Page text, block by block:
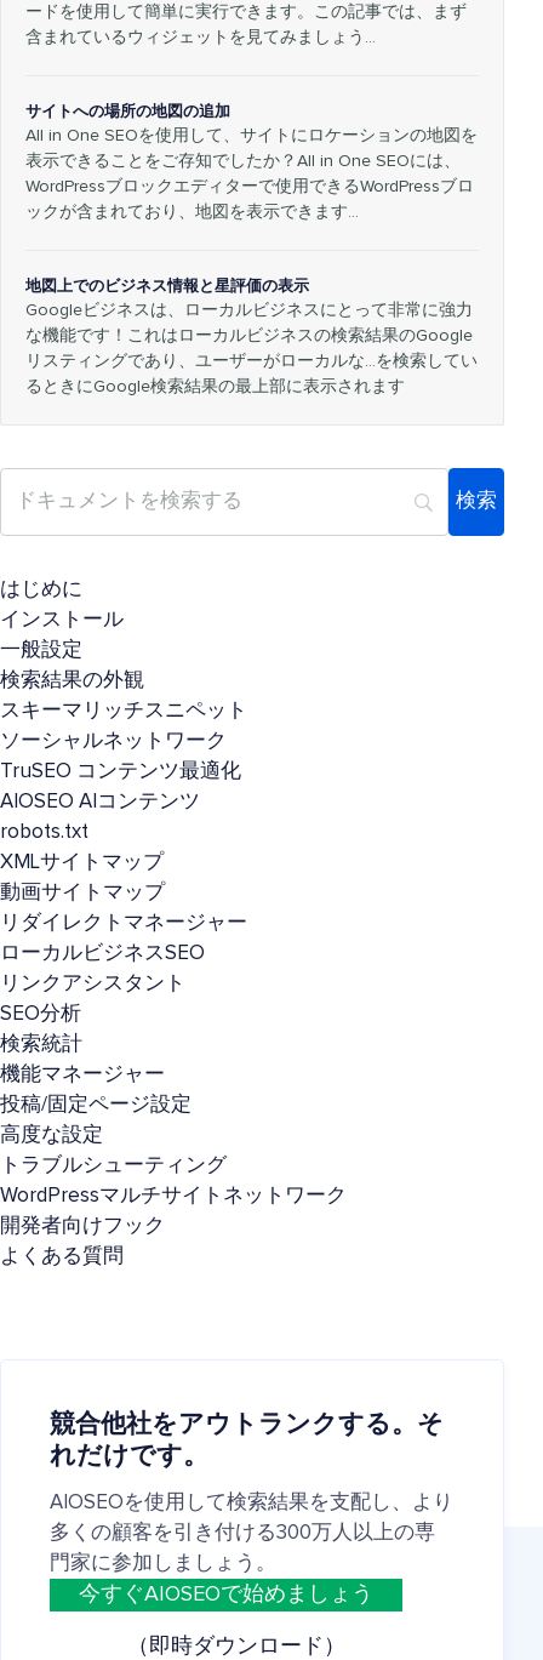
ードを使用して簡単に実行できます。この記事では、まず
含まれているウィジェットを見てみましょう…
サイトへの場所の地図の追加
All in One SEOを使用して、サイトにロケーションの地図を
表示できることをご存知でしたか？All in One SEOには、
WordPressブロックエディターで使用できるWordPressブロ
ックが含まれており、地図を表示できます…
地図上でのビジネス情報と星評価の表示
Googleビジネスは、ローカルビジネスにとって非常に強力
な機能です！これはローカルビジネスの検索結果のGoogle
リスティングであり、ユーザーがローカルな…を検索してい
るときにGoogle検索結果の最上部に表示されます
はじめに
インストール
一般設定
検索結果の外観
スキーマリッチスニペット
ソーシャルネットワーク
TruSEO コンテンツ最適化
AIOSEO AIコンテンツ
robots.txt
XMLサイトマップ
動画サイトマップ
リダイレクトマネージャー
ローカルビジネスSEO
リンクアシスタント
SEO分析
検索統計
機能マネージャー
投稿/固定ページ設定
高度な設定
トラブルシューティング
WordPressマルチサイトネットワーク
開発者向けフック
よくある質問
競合他社をアウトランクする。そ
れだけです。
AIOSEOを使用して検索結果を支配し、より
多くの顧客を引き付ける300万人以上の専
門家に参加しましょう。
今すぐAIOSEOで始めましょう
（即時ダウンロード）